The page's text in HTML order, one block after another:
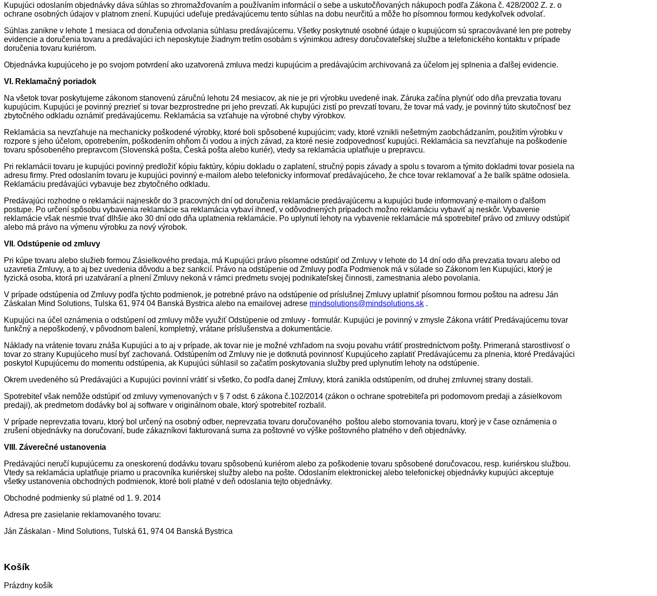
Kupujúci odoslaním objednávky dáva súhlas so zhromažďovaním a používaním informácií o sebe a uskutočňovaných nákupoch podľa Zákona č. 428/2002 Z. z. o
ochrane osobných údajov v platnom znení. Kupujúci udeľuje predávajúcemu tento súhlas na dobu neurčitú a môže ho písomnou formou kedykoľvek odvolať.
Súhlas zanikne v lehote 1 mesiaca od doručenia odvolania súhlasu predávajúcemu. Všetky poskytnuté osobné údaje o kupujúcom sú spracovávané len pre potreby
evidencie a doručenia tovaru a predávajúci ich neposkytuje žiadnym tretím osobám s výnimkou adresy doručovateľskej službe a telefonického kontaktu v prípade
doručenia tovaru kuriérom.
Objednávka kupujúceho je po svojom potvrdení ako uzatvorená zmluva medzi kupujúcim a predávajúcim archivovaná za účelom jej splnenia a ďalšej evidencie.
VI. Reklamačný poriadok
Na všetok tovar poskytujeme zákonom stanovenú záručnú lehotu 24 mesiacov, ak nie je pri výrobku uvedené inak. Záruka začína plynúť odo dňa prevzatia tovaru
kupujúcim. Kupujúci je povinný prezrieť si tovar bezprostredne pri jeho prevzatí. Ak kupujúci zistí po prevzatí tovaru, že tovar má vady, je povinný túto skutočnosť bez
zbytočného odkladu oznámiť predávajúcemu. Reklamácia sa vzťahuje na výrobné chyby výrobkov.
Reklamácia sa nevzťahuje na mechanicky poškodené výrobky, ktoré boli spôsobené kupujúcim; vady, ktoré vznikli nešetrným zaobchádzaním, použitím výrobku v
rozpore s jeho účelom, opotrebením, poškodením ohňom či vodou a iných závad, za ktoré nesie zodpovednosť kupujúci. Reklamácia sa nevzťahuje na poškodenie
tovaru spôsobeného prepravcom (Slovenská pošta, Česká pošta alebo kuriér), vtedy sa reklamácia uplatňuje u prepravcu.
Pri reklamácii tovaru je kupujúci povinný predložiť kópiu faktúry, kópiu dokladu o zaplatení, stručný popis závady a spolu s tovarom a týmito dokladmi tovar posiela na
adresu firmy. Pred odoslaním tovaru je kupujúci povinný e-mailom alebo telefonicky informovať predávajúceho, že chce tovar reklamovať a že balík spätne odosiela.
Reklamáciu predávajúci vybavuje bez zbytočného odkladu.
Predávajúci rozhodne o reklamácii najneskôr do 3 pracovných dní od doručenia reklamácie predávajúcemu a kupujúci bude informovaný e-mailom o ďalšom
postupe. Po určení spôsobu vybavenia reklamácie sa reklamácia vybaví ihneď, v odôvodnených prípadoch možno reklamáciu vybaviť aj neskôr. Vybavenie
reklamácie však nesmie trvať dlhšie ako 30 dní odo dňa uplatnenia reklamácie. Po uplynutí lehoty na vybavenie reklamácie má spotrebiteľ právo od zmluvy odstúpiť
alebo má právo na výmenu výrobku za nový výrobok.
VII. Odstúpenie od zmluvy
Pri kúpe tovaru alebo služieb formou Zásielkového predaja, má Kupujúci právo písomne odstúpiť od Zmluvy v lehote do 14 dní odo dňa prevzatia tovaru alebo od
uzavretia Zmluvy, a to aj bez uvedenia dôvodu a bez sankcií. Právo na odstúpenie od Zmluvy podľa Podmienok má v súlade so Zákonom len Kupujúci, ktorý je
fyzická osoba, ktorá pri uzatváraní a plnení Zmluvy nekoná v rámci predmetu svojej podnikateľskej činnosti, zamestnania alebo povolania.
V prípade odstúpenia od Zmluvy podľa týchto podmienok, je potrebné právo na odstúpenie od príslušnej Zmluvy uplatniť písomnou formou poštou na adresu Ján
Záskalan Mind Solutions, Tulska 61, 974 04 Banská Bystrica alebo na emailovej adrese mindsolutions@mindsolutions.sk .
Kupujúci na účel oznámenia o odstúpení od zmluvy môže využiť Odstúpenie od zmluvy - formulár. Kupujúci je povinný v zmysle Zákona vrátiť Predávajúcemu tovar
funkčný a nepoškodený, v pôvodnom balení, kompletný, vrátane príslušenstva a dokumentácie.
Náklady na vrátenie tovaru znáša Kupujúci a to aj v prípade, ak tovar nie je možné vzhľadom na svoju povahu vrátiť prostredníctvom pošty. Primeraná starostlivosť o
tovar zo strany Kupujúceho musí byť zachovaná. Odstúpením od Zmluvy nie je dotknutá povinnosť Kupujúceho zaplatiť Predávajúcemu za plnenia, ktoré Predávajúci
poskytol Kupujúcemu do momentu odstúpenia, ak Kupujúci súhlasil so začatím poskytovania služby pred uplynutím lehoty na odstúpenie.
Okrem uvedeného sú Predávajúci a Kupujúci povinní vrátiť si všetko, čo podľa danej Zmluvy, ktorá zanikla odstúpením, od druhej zmluvnej strany dostali.
Spotrebiteľ však nemôže odstúpiť od zmluvy vymenovaných v § 7 odst. 6 zákona č.102/2014 (zákon o ochrane spotrebiteľa pri podomovom predaji a zásielkovom
predaji), ak predmetom dodávky bol aj software v originálnom obale, ktorý spotrebiteľ rozbalil.
V prípade neprevzatia tovaru, ktorý bol určený na osobný odber, neprevzatia tovaru doručovaného poštou alebo stornovania tovaru, ktorý je v čase oznámenia o
zrušení objednávky na doručovaní, bude zákazníkovi fakturovaná suma za poštovné vo výške poštovného platného v deň objednávky.
VIII. Záverečné ustanovenia
Predávajúci neručí kupujúcemu za oneskorenú dodávku tovaru spôsobenú kuriérom alebo za poškodenie tovaru spôsobené doručovacou, resp. kuriérskou službou.
Vtedy sa reklamácia uplatňuje priamo u pracovníka kuriérskej služby alebo na pošte. Odoslaním elektronickej alebo telefonickej objednávky kupujúci akceptuje
všetky ustanovenia obchodných podmienok, ktoré boli platné v deň odoslania tejto objednávky.
Obchodné podmienky sú platné od 1. 9. 2014
Adresa pre zasielanie reklamovaného tovaru:
Ján Záskalan - Mind Solutions, Tulská 61, 974 04 Banská Bystrica
Košík
Prázdny košík